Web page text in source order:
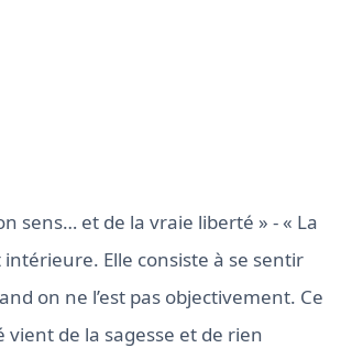
sens… et de la vraie liberté » - « La
Elle consiste à se sentir
on ne l’est pas objectivement. Ce
vient de la sagesse et de rien